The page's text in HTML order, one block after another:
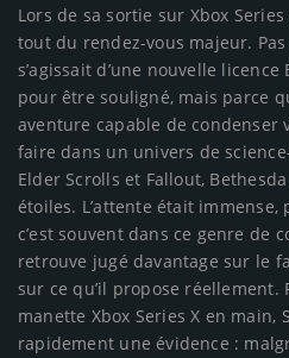
Lors de sa sortie sur Xbox
tout du rendez-vous majeur.
s’agissait d’une nouvelle
pour être souligné, mais parce
aventure capable de condenser
faire dans un univers de
Elder Scrolls et Fallout,
étoiles. L’attente était
c’est souvent dans ce genre de
retrouve jugé davantage sur le
sur ce qu’il propose réellement.
manette Xbox Series X en main,
rapidement une évidence :